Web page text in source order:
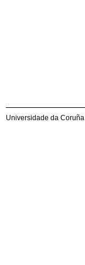
Universidade da Coruña